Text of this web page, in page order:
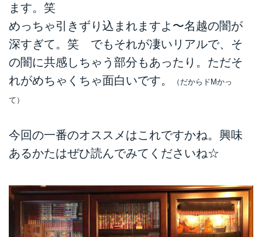
ます。笑
めっちゃ引きずり込まれますよ〜名越の闇が
深すぎて。笑 でもそれが凄いリアルで、そ
の闇に共感しちゃう部分もあったり。ただそ
れがめちゃくちゃ面白いです。
（だからドMかっ
て）
今回の一番のオススメはこれですかね。興味
あるかたはぜひ読んでみてくださいね☆